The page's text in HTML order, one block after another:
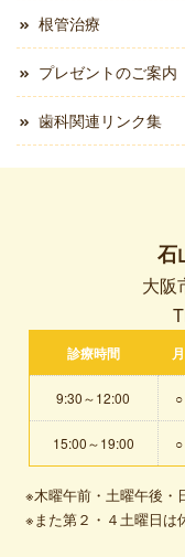
根管治療
プレゼントのご案内
歯科関連リンク集
石
大阪
診療時間 月
9:30～12:00 ○
15:00～19:00 ○
※木曜午前・土曜午後・
※また第２・４土曜日は